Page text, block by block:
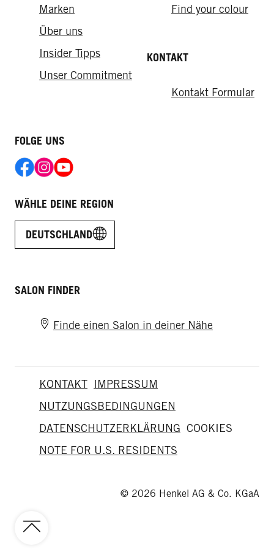
Marken
Über uns
Insider Tipps
Unser Commitment
Find your colour
KONTAKT
Kontakt Formular
FOLGE UNS
WÄHLE DEINE REGION
DEUTSCHLAND
SALON FINDER
Finde einen Salon in deiner Nähe
KONTAKT IMPRESSUM
NUTZUNGSBEDINGUNGEN
DATENSCHUTZERKLÄRUNG COOKIES
NOTE FOR U.S. RESIDENTS
© 2026 Henkel AG & Co. KGaA